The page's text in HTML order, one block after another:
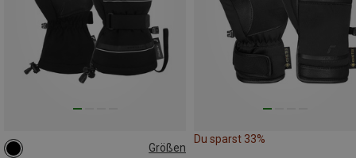
Größen
Du sparst 33%